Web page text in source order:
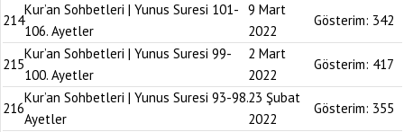
214
Kur’an Sohbetleri | Yunus Suresi 101-
106. Ayetler
9 Mart
2022
Gösterim: 342
215
Kur’an Sohbetleri | Yunus Suresi 99-
100. Ayetler
2 Mart
2022
Gösterim: 417
216
Kur’an Sohbetleri | Yunus Suresi 93-98.
Ayetler
23 Şubat
2022
Gösterim: 355